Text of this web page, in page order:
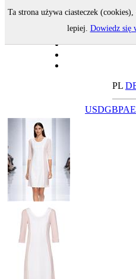
PL
USDGBP
Ta strona używa ciasteczek
lepiej. Dowiedz się